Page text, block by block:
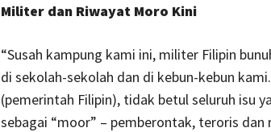
Militer dan Riwayat Moro Kini
“Susah kampung kami ini, militer Filipin
di sekolah-sekolah dan di kebun-kebun
(pemerintah Filipin), tidak betul seluruh isu
sebagai “moor” – pemberontak, teroris